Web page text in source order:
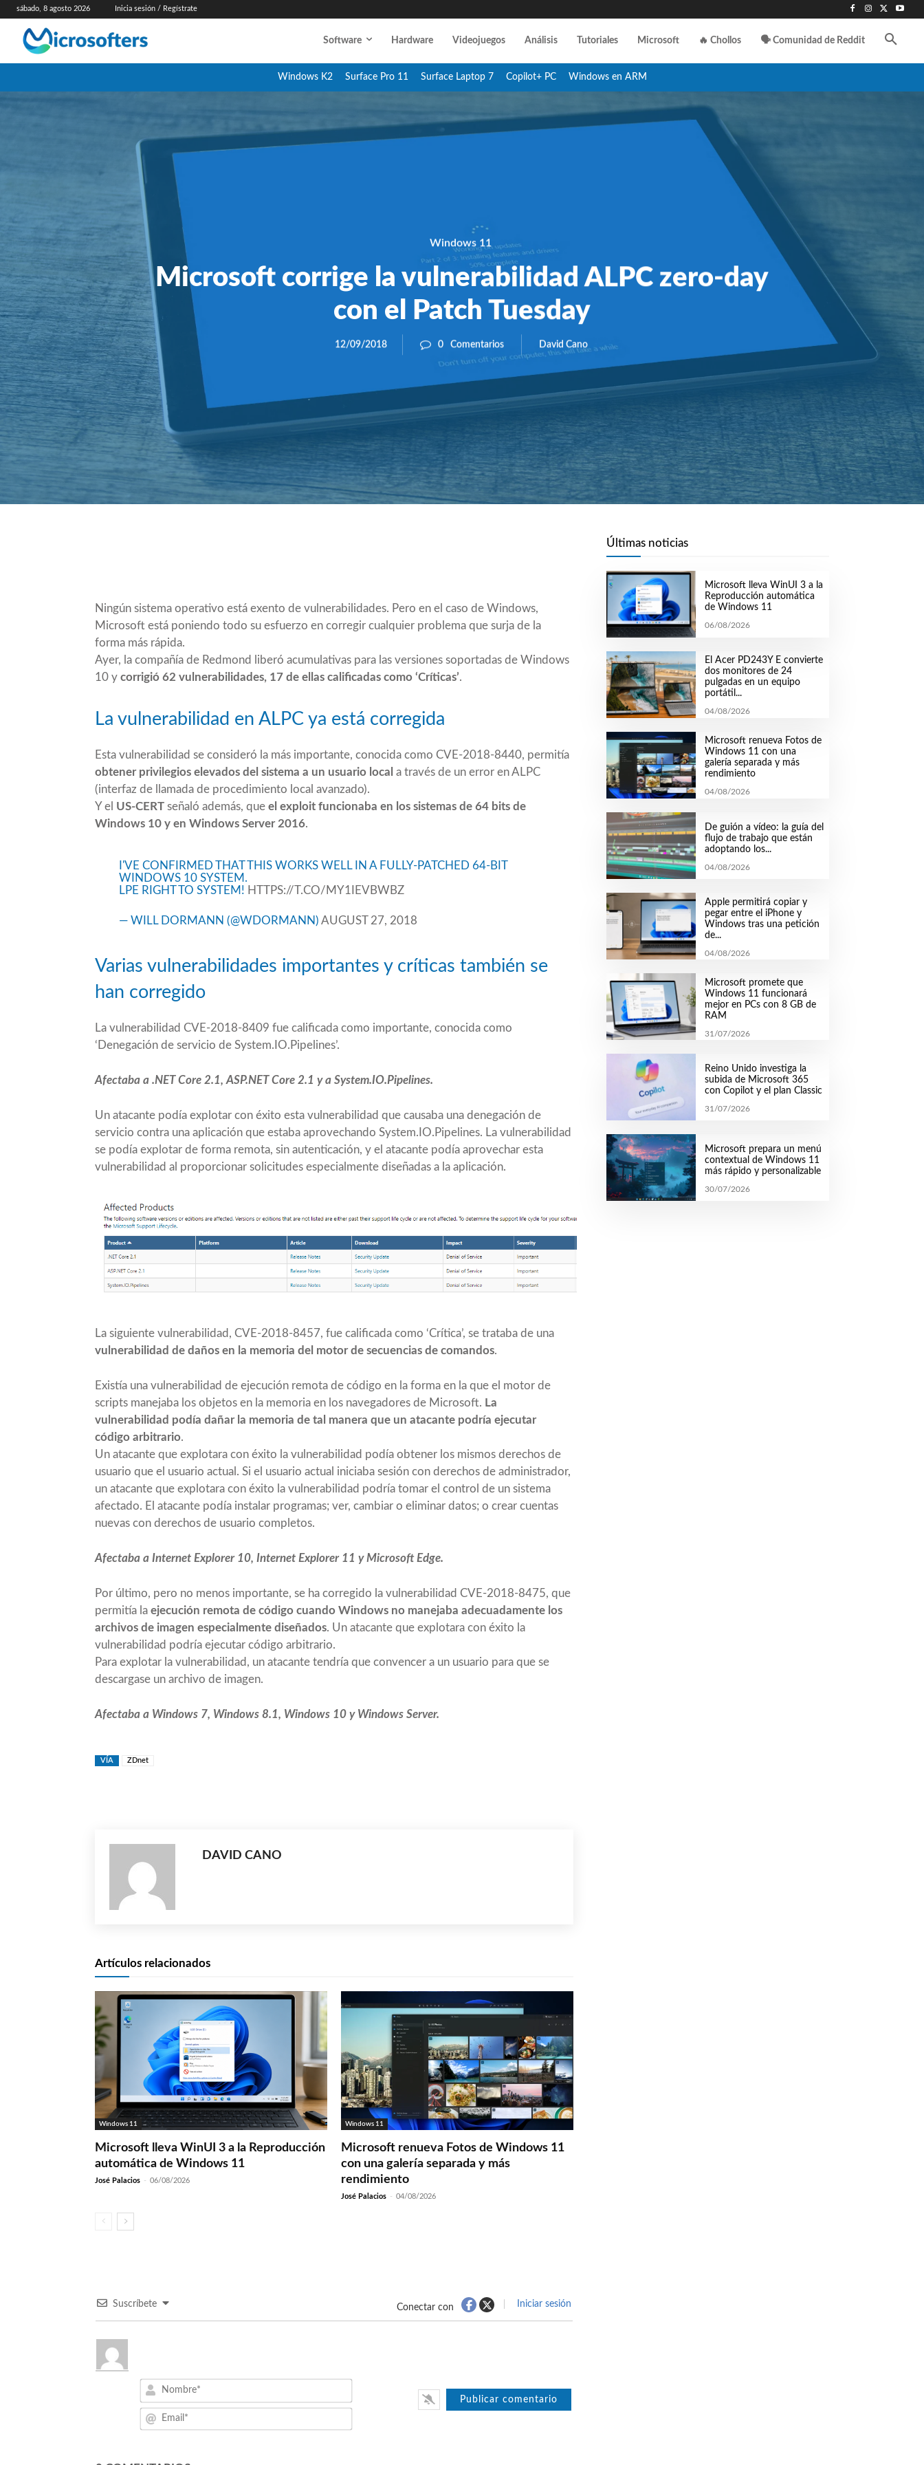
sábado, 8 agosto 2026 Inicia sesión / Regístrate
Software Hardware Videojuegos Análisis Tutoriales Microsoft 🔥 Chollos 🗣️ Comunidad de Reddit
Windows K2 Surface Pro 11 Surface Laptop 7 Copilot+ PC Windows en ARM
Windows 11
Microsoft corrige la vulnerabilidad ALPC zero-day
con el Patch Tuesday
12/09/2018 0 Comentarios David Cano
Ningún sistema operativo está exento de vulnerabilidades. Pero en el caso de Windows,
Microsoft está poniendo todo su esfuerzo en corregir cualquier problema que surja de la
forma más rápida.
Ayer, la compañía de Redmond liberó acumulativas para las versiones soportadas de Windows
10 y corrigió 62 vulnerabilidades, 17 de ellas calificadas como ‘Críticas’.
La vulnerabilidad en ALPC ya está corregida
Esta vulnerabilidad se consideró la más importante, conocida como CVE-2018-8440, permitía
obtener privilegios elevados del sistema a un usuario local a través de un error en ALPC
(interfaz de llamada de procedimiento local avanzado).
Y el US-CERT señaló además, que el exploit funcionaba en los sistemas de 64 bits de
Windows 10 y en Windows Server 2016.
I'VE CONFIRMED THAT THIS WORKS WELL IN A FULLY-PATCHED 64-BIT
WINDOWS 10 SYSTEM.
LPE RIGHT TO SYSTEM! HTTPS://T.CO/MY1IEVBWBZ
— WILL DORMANN (@WDORMANN) AUGUST 27, 2018
Varias vulnerabilidades importantes y críticas también se
han corregido
La vulnerabilidad CVE-2018-8409 fue calificada como importante, conocida como
‘Denegación de servicio de System.IO.Pipelines’.
Afectaba a .NET Core 2.1, ASP.NET Core 2.1 y a System.IO.Pipelines.
Un atacante podía explotar con éxito esta vulnerabilidad que causaba una denegación de
servicio contra una aplicación que estaba aprovechando System.IO.Pipelines. La vulnerabilidad
se podía explotar de forma remota, sin autenticación, y el atacante podía aprovechar esta
vulnerabilidad al proporcionar solicitudes especialmente diseñadas a la aplicación.
La siguiente vulnerabilidad, CVE-2018-8457, fue calificada como ‘Crítica’, se trataba de una
vulnerabilidad de daños en la memoria del motor de secuencias de comandos.
Existía una vulnerabilidad de ejecución remota de código en la forma en la que el motor de
scripts manejaba los objetos en la memoria en los navegadores de Microsoft. La
vulnerabilidad podía dañar la memoria de tal manera que un atacante podría ejecutar
código arbitrario.
Un atacante que explotara con éxito la vulnerabilidad podía obtener los mismos derechos de
usuario que el usuario actual. Si el usuario actual iniciaba sesión con derechos de administrador,
un atacante que explotara con éxito la vulnerabilidad podría tomar el control de un sistema
afectado. El atacante podía instalar programas; ver, cambiar o eliminar datos; o crear cuentas
nuevas con derechos de usuario completos.
Afectaba a Internet Explorer 10, Internet Explorer 11 y Microsoft Edge.
Por último, pero no menos importante, se ha corregido la vulnerabilidad CVE-2018-8475, que
permitía la ejecución remota de código cuando Windows no manejaba adecuadamente los
archivos de imagen especialmente diseñados. Un atacante que explotara con éxito la
vulnerabilidad podría ejecutar código arbitrario.
Para explotar la vulnerabilidad, un atacante tendría que convencer a un usuario para que se
descargase un archivo de imagen.
Afectaba a Windows 7, Windows 8.1, Windows 10 y Windows Server.
VÍA ZDnet
DAVID CANO
Artículos relacionados
Windows 11
Microsoft lleva WinUI 3 a la Reproducción
automática de Windows 11
José Palacios - 06/08/2026
Windows 11
Microsoft renueva Fotos de Windows 11
con una galería separada y más
rendimiento
José Palacios - 04/08/2026
Suscríbete Conectar con Iniciar sesión
Nombre*
Email*
Últimas noticias
Microsoft lleva WinUI 3 a la
Reproducción automática
de Windows 11
06/08/2026
El Acer PD243Y E convierte
dos monitores de 24
pulgadas en un equipo
portátil...
04/08/2026
Microsoft renueva Fotos de
Windows 11 con una
galería separada y más
rendimiento
04/08/2026
De guión a vídeo: la guía del
flujo de trabajo que están
adoptando los...
04/08/2026
Apple permitirá copiar y
pegar entre el iPhone y
Windows tras una petición
de...
04/08/2026
Microsoft promete que
Windows 11 funcionará
mejor en PCs con 8 GB de
RAM
31/07/2026
Reino Unido investiga la
subida de Microsoft 365
con Copilot y el plan Classic
31/07/2026
Microsoft prepara un menú
contextual de Windows 11
más rápido y personalizable
30/07/2026